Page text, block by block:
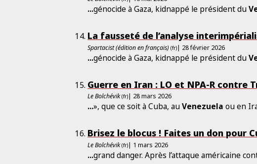
...génocide à Gaza, kidnappé le président du
La fausseté de l’analyse
Spartacist (édition en français) (fr)| 28 février 2026
...génocide à Gaza, kidnappé le président du
Guerre en Iran : LO et NPA-R contre
Le Bolchévik (fr)| 28 mars 2026
...», que ce soit à Cuba, auVenezuela ou en
Brisez le blocus ! Faites un don pour
Le Bolchévik (fr)| 1 mars 2026
...grand danger. Après l’attaque américaine